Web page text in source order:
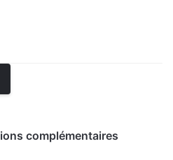
complémentaires